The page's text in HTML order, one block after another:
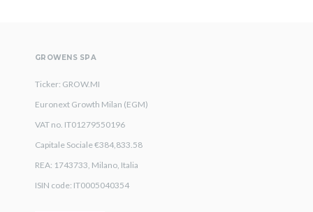
GROWENS SPA
Ticker: GROW.MI
Euronext Growth Milan (EGM)
VAT no. IT01279550196
Capitale Sociale €384,833.58
REA: 1743733, Milano, Italia
ISIN code: IT0005040354